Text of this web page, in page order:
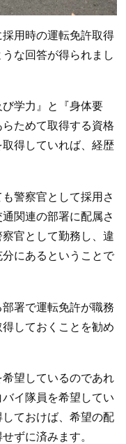
用時の運転免許取得
な回答が得られまし
び学力』と『身体要
ためて取得する資格
得していれば、経歴
警察官として採用さ
関連の部署に配属さ
官として勤務し、違
にあるということで
署で運転免許が職務
得しておくことを勧め
望しているのであれ
イ隊員を希望してい
ておけば、希望の配
ずに済みます。